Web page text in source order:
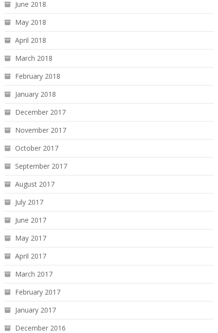
June 2018
May 2018
April 2018
March 2018
February 2018
January 2018
December 2017
November 2017
October 2017
September 2017
August 2017
July 2017
June 2017
May 2017
April 2017
March 2017
February 2017
January 2017
December 2016